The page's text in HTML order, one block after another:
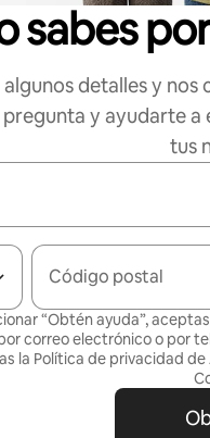
sabes
detalles y
y ayudarte
tus
Código postal
“Obtén ayuda”,
correo electrónico o por
la Política de privacidad de